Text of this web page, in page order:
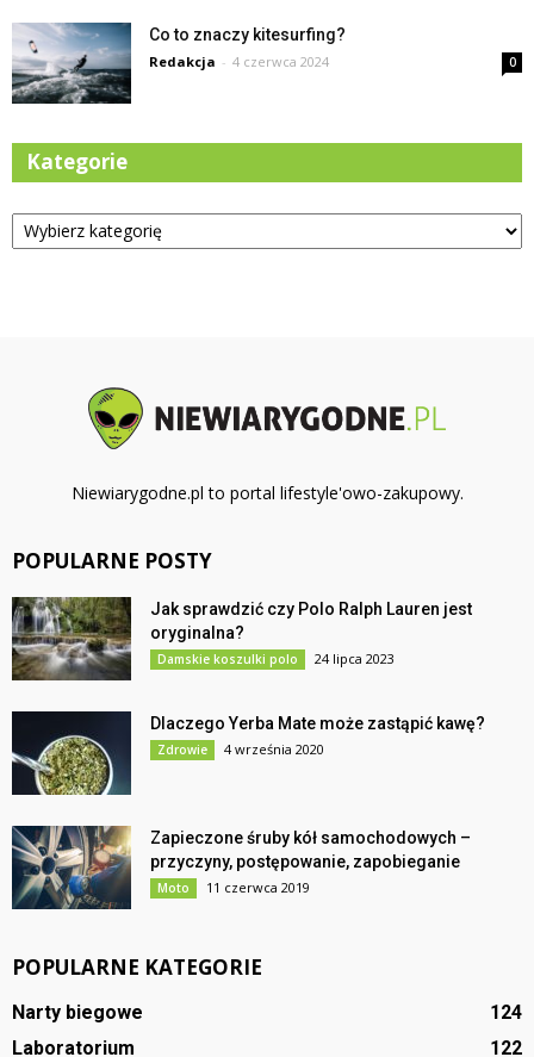
Co to znaczy kitesurfing?
Redakcja - 4 czerwca 2024 0
Kategorie
Kategorie
Niewiarygodne.pl to portal lifestyle'owo-zakupowy.
POPULARNE POSTY
Jak sprawdzić czy Polo Ralph Lauren jest
oryginalna?
Damskie koszulki polo 24 lipca 2023
Dlaczego Yerba Mate może zastąpić kawę?
Zdrowie 4 września 2020
Zapieczone śruby kół samochodowych –
przyczyny, postępowanie, zapobieganie
Moto 11 czerwca 2019
POPULARNE KATEGORIE
Narty biegowe
124
Laboratorium
122